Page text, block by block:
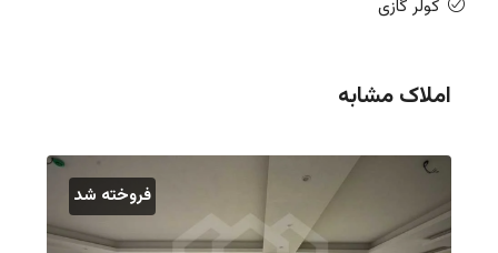
کولر گازی
املاک مشابه
فروخته شد